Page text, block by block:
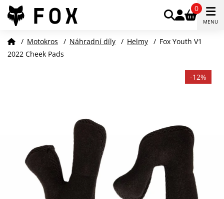
0
MENU
/ Motokros / Náhradní díly / Helmy / Fox Youth V1
2022 Cheek Pads
-12%